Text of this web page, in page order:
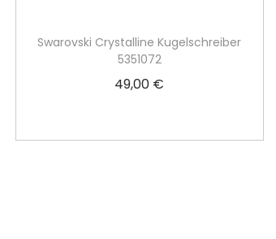
Swarovski Crystalline Kugelschreiber
5351072
49,00 €